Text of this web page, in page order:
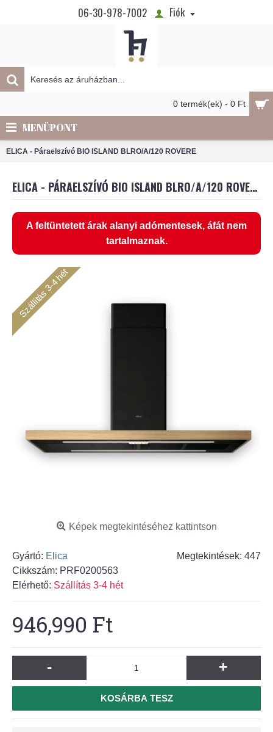
06-30-978-7002 Fiók
0 termék(ek) - 0 Ft
MENÜPONT
ELICA - Páraelszívó BIO ISLAND BLRO/A/120 ROVERE
ELICA - PÁRAELSZÍVÓ BIO ISLAND BLRO/A/120 ROVERE
A feltüntetett árak alanyi adómentesek, áfát nem
tartalmaznak.
Szállítás 3-4 hét
Képek megtekintéséhez kattintson
Megtekintések: 447
Gyártó: Elica
Cikkszám: PRF0200563
Elérhető: Szállítás 3-4 hét
946,990 Ft
- +
KOSÁRBA TESZ